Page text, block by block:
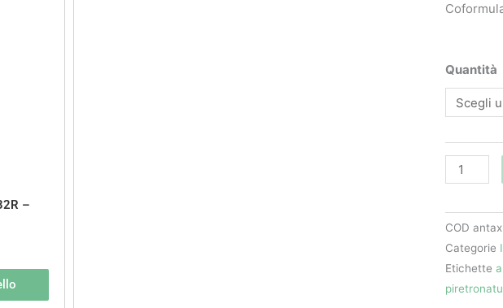
–
Quantità
Antax
Plus
insetticida
quantità
COD
Categorie
Etichette